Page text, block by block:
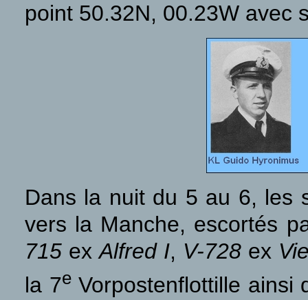
point 50.32N, 00.23W avec
Dans la nuit du 5 au 6, les
vers la Manche, escortés
715 exAlfred I, V-728 ex
la 7eVorpostenflottille ainsi